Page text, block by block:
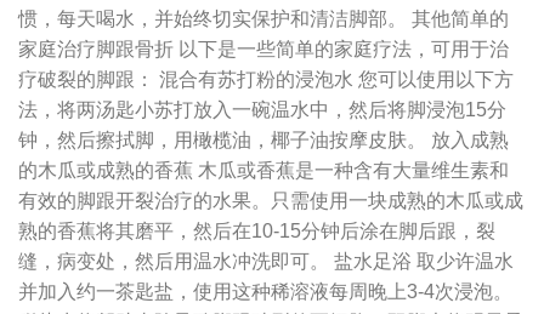
惯，每天喝水，并始终切实保护和清洁脚部。 其他简单的
家庭治疗脚跟骨折 以下是一些简单的家庭疗法，可用于治
疗破裂的脚跟： 混合有苏打粉的浸泡水 您可以使用以下方
法，将两汤匙小苏打放入一碗温水中，然后将脚浸泡15分
钟，然后擦拭脚，用橄榄油，椰子油按摩皮肤。 放入成熟
的木瓜或成熟的香蕉 木瓜或香蕉是一种含有大量维生素和
有效的脚跟开裂治疗的水果。只需使用一块成熟的木瓜或成
熟的香蕉将其磨平，然后在10-15分钟后涂在脚后跟，裂
缝，病变处，然后用温水冲洗即可。 盐水足浴 取少许温水
并加入约一茶匙盐，使用这种稀溶液每周晚上3-4次浸泡。